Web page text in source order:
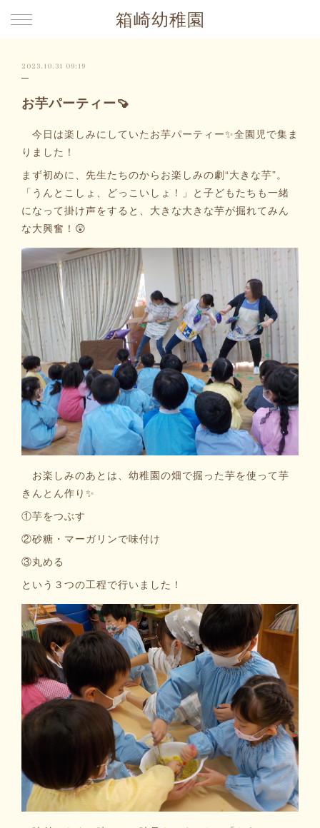
箱崎幼稚園
2023.10.31 09:19
お芋パーティー🍠
今日は楽しみにしていたお芋パーティー✨全園児で集ま
りました！
まず初めに、先生たちのからお楽しみの劇“大きな芋”。
「うんとこしょ、どっこいしょ！」と子どもたちも一緒
になって掛け声をすると、大きな大きな芋が掘れてみん
な大興奮！😲
お楽しみのあとは、幼稚園の畑で掘った芋を使って芋
きんとん作り✨
①芋をつぶす
②砂糖・マーガリンで味付け
③丸める
という３つの工程で行いました！